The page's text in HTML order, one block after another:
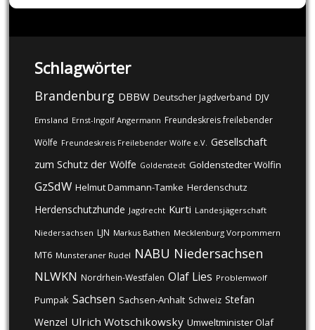
Schlagwörter
Brandenburg DBBW Deutscher Jagdverband DJV
Emsland Ernst-Ingolf Angermann Freundeskreis freilebender
Wölfe Freundeskreis Freilebender Wölfe e.V. Gesellschaft
zum Schutz der Wölfe Goldenstedt Goldenstedter Wölfin
GzSdW Helmut Dammann-Tamke Herdenschutz
Herdenschutzhunde Jagdrecht Kurti Landesjägerschaft
Niedersachsen LJN Markus Bathen Mecklenburg Vorpommern
MT6 Munsteraner Rudel NABU Niedersachsen
NLWKN Nordrhein-Westfalen Olaf Lies Problemwolf
Pumpak Sachsen Sachsen-Anhalt Schweiz Stefan
Wenzel Ulrich Wotschikowsky Umweltminister Olaf